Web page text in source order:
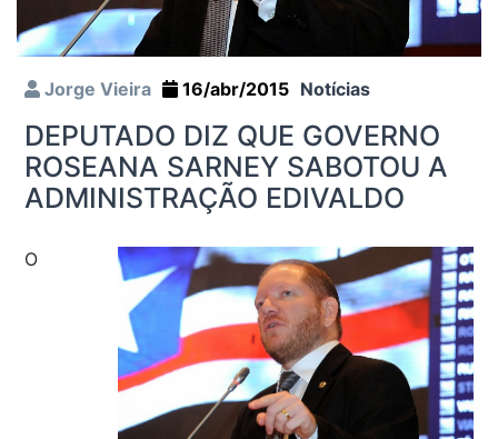
Jorge Vieira 16/abr/2015 Notícias
DEPUTADO DIZ QUE GOVERNO
ROSEANA SARNEY SABOTOU A
ADMINISTRAÇÃO EDIVALDO
O